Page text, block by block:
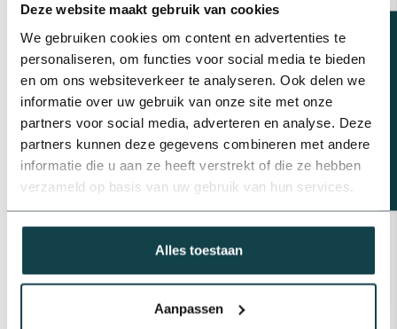
Deze website maakt gebruik van cookies
We gebruiken cookies om content en advertenties te
personaliseren, om functies voor social media te bieden
en om ons websiteverkeer te analyseren. Ook delen we
informatie over uw gebruik van onze site met onze
partners voor social media, adverteren en analyse. Deze
partners kunnen deze gegevens combineren met andere
informatie die u aan ze heeft verstrekt of die ze hebben
verzameld op basis van uw gebruik van hun services.
Alles toestaan
Aanpassen
RainBird
Beregeningsinstallatie
compleet met Rainbird
computer 6 zones | Incl.
wifimodule
Op voorraad
€796,45
Schakelrelais pomp | 24VAC
Op voorraad
€57,17
Op voorraad
Beregeningsplan?